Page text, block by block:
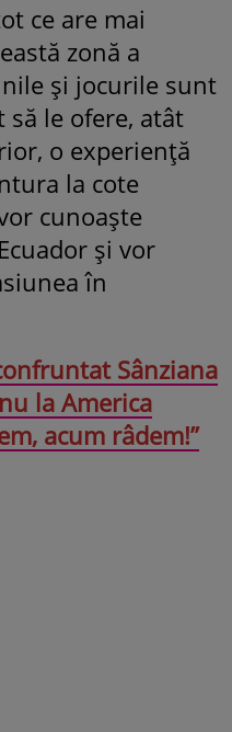
ce are mai
zonă a
și jocurile sunt
să le ofere, atât
o experiență
la cote
cunoaște
și vor
în
Sânziana
la America
acum râdem!’’